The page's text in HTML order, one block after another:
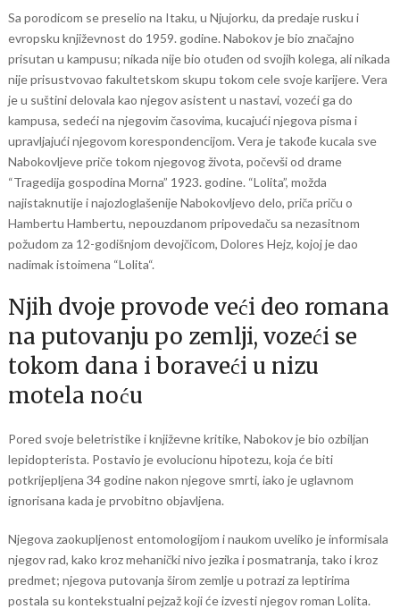
Sa porodicom se preselio na Itaku, u Njujorku, da predaje rusku i
evropsku književnost do 1959. godine. Nabokov je bio značajno
prisutan u kampusu; nikada nije bio otuđen od svojih kolega, ali nikada
nije prisustvovao fakultetskom skupu tokom cele svoje karijere. Vera
je u suštini delovala kao njegov asistent u nastavi, vozeći ga do
kampusa, sedeći na njegovim časovima, kucajući njegova pisma i
upravljajući njegovom korespondencijom. Vera je takođe kucala sve
Nabokovljeve priče tokom njegovog života, počevši od drame
“Tragedija gospodina Morna” 1923. godine. “Lolita”, možda
najistaknutije i najozloglašenije Nabokovljevo delo, priča priču o
Hambertu Hambertu, nepouzdanom pripovedaču sa nezasitnom
požudom za 12-godišnjom devojčicom, Dolores Hejz, kojoj je dao
nadimak istoimena “Lolita“.
Njih dvoje provode veći deo romana
na putovanju po zemlji, vozeći se
tokom dana i boraveći u nizu
motela noću
Pored svoje beletristike i književne kritike, Nabokov je bio ozbiljan
lepidopterista. Postavio je evolucionu hipotezu, koja će biti
potkrijepljena 34 godine nakon njegove smrti, iako je uglavnom
ignorisana kada je prvobitno objavljena.
Njegova zaokupljenost entomologijom i naukom uveliko je informisala
njegov rad, kako kroz mehanički nivo jezika i posmatranja, tako i kroz
predmet; njegova putovanja širom zemlje u potrazi za leptirima
postala su kontekstualni pejzaž koji će izvesti njegov roman Lolita.